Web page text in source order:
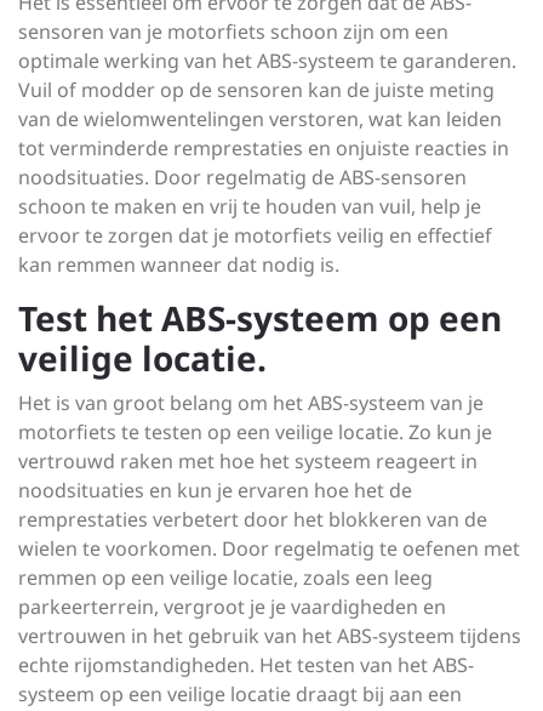
sensoren van je motorfiets schoon zijn om een
optimale werking van het ABS-systeem te garanderen.
Vuil of modder op de sensoren kan de juiste meting
van de wielomwentelingen verstoren, wat kan leiden
tot verminderde remprestaties en onjuiste reacties in
noodsituaties. Door regelmatig de ABS-sensoren
schoon te maken en vrij te houden van vuil, help je
ervoor te zorgen dat je motorfiets veilig en effectief
kan remmen wanneer dat nodig is.
Test het ABS-systeem op een
veilige locatie.
Het is van groot belang om het ABS-systeem van je
motorfiets te testen op een veilige locatie. Zo kun je
vertrouwd raken met hoe het systeem reageert in
noodsituaties en kun je ervaren hoe het de
remprestaties verbetert door het blokkeren van de
wielen te voorkomen. Door regelmatig te oefenen met
remmen op een veilige locatie, zoals een leeg
parkeerterrein, vergroot je je vaardigheden en
vertrouwen in het gebruik van het ABS-systeem tijdens
echte rijomstandigheden. Het testen van het ABS-
systeem op een veilige locatie draagt bij aan een